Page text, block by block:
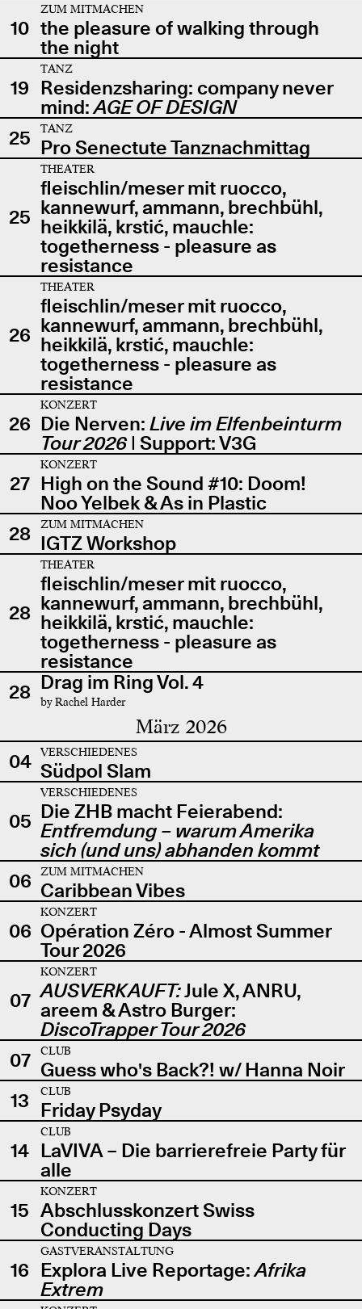
10
ZUM MITMACHEN
the pleasure of walking through
the night
19
TANZ
Residenzsharing: company never
mind:AGE OF DESIGN
25
TANZ
Pro Senectute Tanznachmittag
25
THEATER
fleischlin/meser mit ruocco,
kannewurf, ammann, brechbühl,
heikkilä, krstić, mauchle:
togetherness - pleasure as
resistance
26
THEATER
fleischlin/meser mit ruocco,
kannewurf, ammann, brechbühl,
heikkilä, krstić, mauchle:
togetherness - pleasure as
resistance
26
KONZERT
Die Nerven: Live im Elfenbeinturm
Tour 2026| Support: V3G
27
KONZERT
High on the Sound #10: Doom!
Noo Yelbek & As in Plastic
28
ZUM MITMACHEN
IGTZ Workshop
28
THEATER
fleischlin/meser mit ruocco,
kannewurf, ammann, brechbühl,
heikkilä, krstić, mauchle:
togetherness - pleasure as
resistance
28 Drag im Ring Vol. 4
by Rachel Harder
März 2026
04 VERSCHIEDENES
Südpol Slam
05
VERSCHIEDENES
Die ZHB macht Feierabend:
Entfremdung – warum Amerika
sich (und uns) abhanden kommt
06
ZUM MITMACHEN
Caribbean Vibes
06
KONZERT
Opération Zéro - Almost Summer
Tour 2026
07
KONZERT
AUSVERKAUFT:Jule X, ANRU,
areem & Astro Burger:
DiscoTrapper Tour 2026
07
CLUB
Guess who's Back?! w/ Hanna Noir
13
CLUB
Friday Psyday
14
CLUB
LaVIVA – Die barrierefreie Party für
alle
15
KONZERT
Abschlusskonzert Swiss
Conducting Days
16
GASTVERANSTALTUNG
Explora Live Reportage:Afrika
Extrem